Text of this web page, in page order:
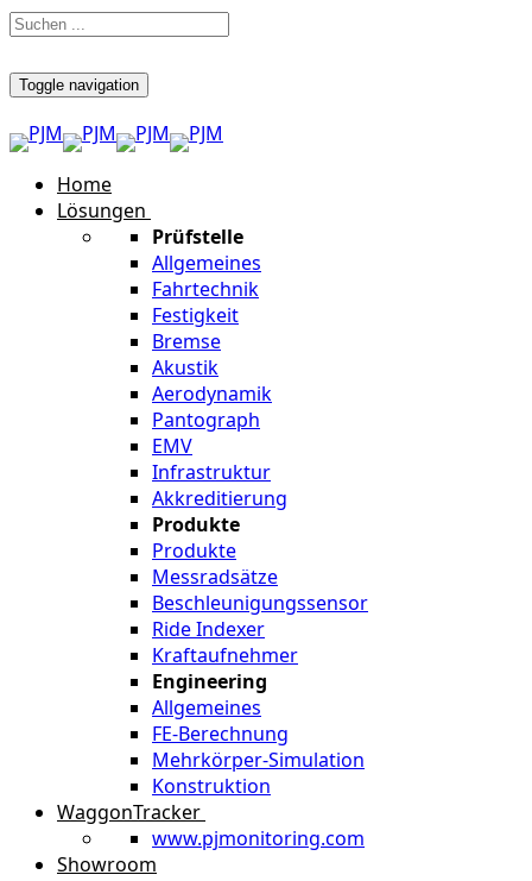
Toggle navigation
Home
Lösungen
Prüfstelle
Allgemeines
Fahrtechnik
Festigkeit
Bremse
Akustik
Aerodynamik
Pantograph
EMV
Infrastruktur
Akkreditierung
Produkte
Produkte
Messradsätze
Beschleunigungssensor
Ride Indexer
Kraftaufnehmer
Engineering
Allgemeines
FE-Berechnung
Mehrkörper-Simulation
Konstruktion
WaggonTracker
www.pjmonitoring.com
Showroom